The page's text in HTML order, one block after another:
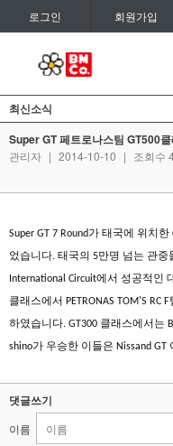
로그인 회원가입
최신소식
Super GT 페트로나스팀 GT500
관리자 | 2014-10-10 | 조회수
Super GT 7 Round가 태국에 위치한
었습니다. 태국의 5만명 넘는 관중
International Circuit에서 성공적인
클래스에서 PETRONAS TOM'S RC F
하였습니다. GT300 클래스에서는
shino가 우승한 이들은 Nissand GT
댓글쓰기
이름